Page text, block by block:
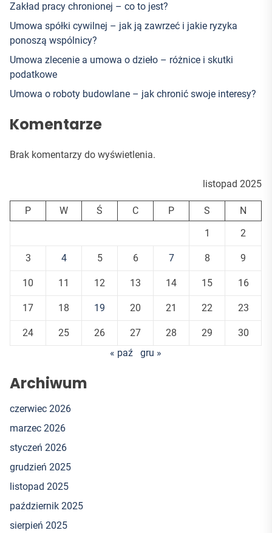
Zakład pracy chronionej – co to jest?
Umowa spółki cywilnej – jak ją zawrzeć i jakie ryzyka
ponoszą wspólnicy?
Umowa zlecenie a umowa o dzieło – różnice i skutki
podatkowe
Umowa o roboty budowlane – jak chronić swoje interesy?
Komentarze
Brak komentarzy do wyświetlenia.
listopad 2025
P W Ś C P S
N
1
2
3 4 5 6 7 8 9
10 11 12 13 14 15 16
17 18 19 20 21 22 23
24 25 26 27 28 29
30
« paź
gru »
Archiwum
czerwiec 2026
marzec 2026
styczeń 2026
grudzień 2025
listopad 2025
październik 2025
sierpień 2025